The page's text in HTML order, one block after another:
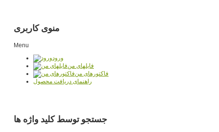
منوی کاربری
Menu
ورود
فایلهای من
فاکتورهای من
راهنمای دریافت محصول
جستجو توسط کلید واژه ها